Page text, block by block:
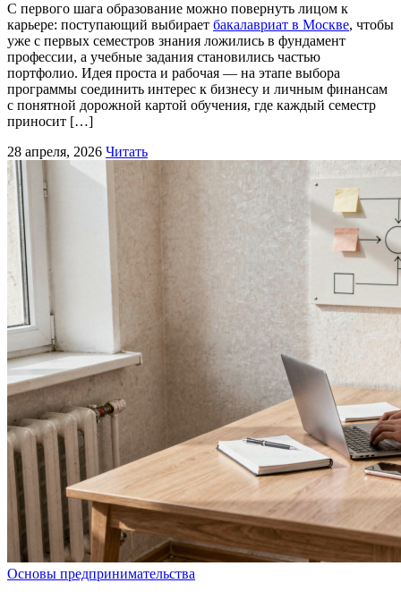
С первого шага образование можно повернуть лицом к
карьере: поступающий выбирает бакалавриат в Москве, чтобы
уже с первых семестров знания ложились в фундамент
профессии, а учебные задания становились частью
портфолио. Идея проста и рабочая — на этапе выбора
программы соединить интерес к бизнесу и личным финансам
с понятной дорожной картой обучения, где каждый семестр
приносит […]
28 апреля, 2026 Читать
Основы предпринимательства